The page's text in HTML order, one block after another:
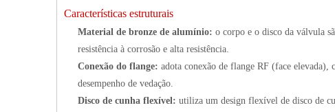
Características estruturais
Material de bronze de alumínio: o corpo e o disco da válvula
resistência à corrosão e alta resistência.
Conexão do flange: adota conexão de flange RF (face
desempenho de vedação.
Disco de cunha flexível: utiliza um design flexível de disco de